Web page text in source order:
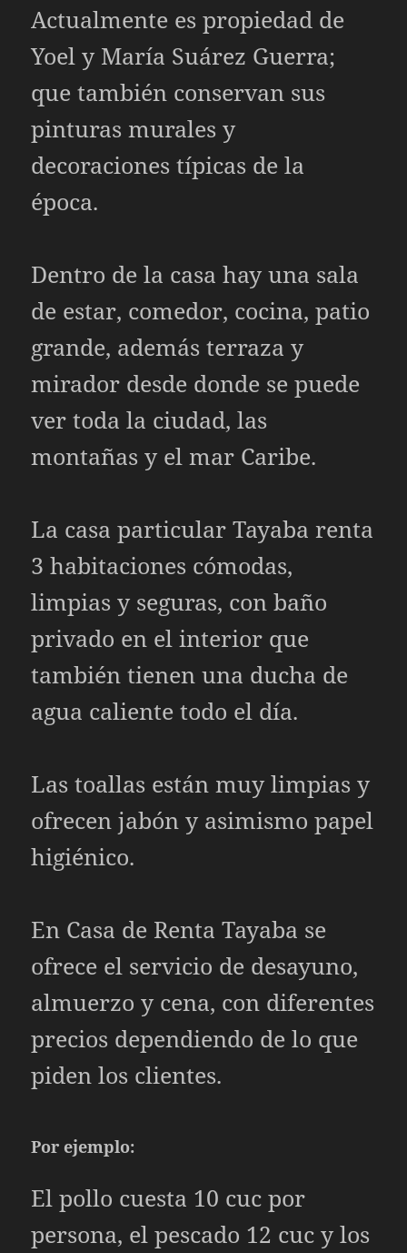
Actualmente es propiedad de
Yoel y María Suárez Guerra;
que también conservan sus
pinturas murales y
decoraciones típicas de la
época.
Dentro de la casa hay una sala
de estar, comedor, cocina, patio
grande, además terraza y
mirador desde donde se puede
ver toda la ciudad, las
montañas y el mar Caribe.
La casa particular Tayaba renta
3 habitaciones cómodas,
limpias y seguras, con baño
privado en el interior que
también tienen una ducha de
agua caliente todo el día.
Las toallas están muy limpias y
ofrecen jabón y asimismo papel
higiénico.
En Casa de Renta Tayaba se
ofrece el servicio de desayuno,
almuerzo y cena, con diferentes
precios dependiendo de lo que
piden los clientes.
Por ejemplo:
El pollo cuesta 10 cuc por
persona, el pescado 12 cuc y los